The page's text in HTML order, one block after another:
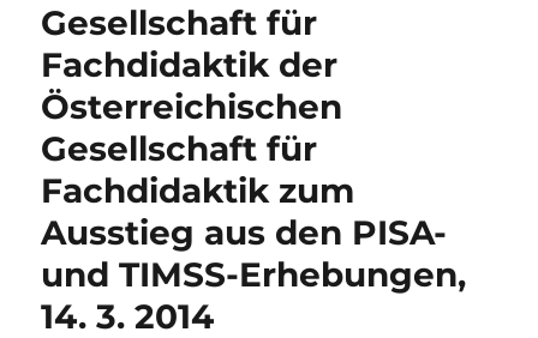
Gesellschaft für
Fachdidaktik der
Österreichischen
Gesellschaft für
Fachdidaktik zum
Ausstieg aus den PISA-
und TIMSS-Erhebungen,
14. 3. 2014